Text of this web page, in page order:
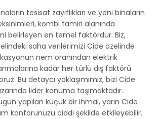
tesisat zayıflıkları ve yeni binaların
kombi tamiri alanında
belirleyen en temel faktördür. Biz,
saha verilerimizi Cide özelinde
nem oranından elektrik
kadar her türlü dış faktörü
Bu detaycı yaklaşımımız, bizi Cide
lider konuma taşımaktadır.
yapılan küçük bir ihmal, yarın Cide
konforunuzu ciddi şekilde etkileyebilir.